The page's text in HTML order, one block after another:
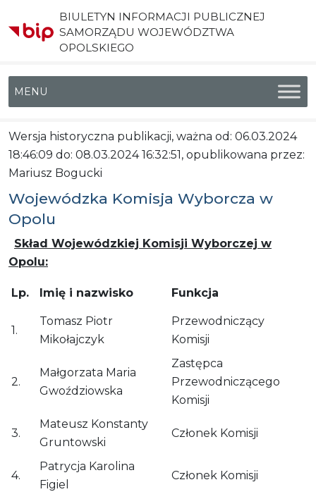
BIULETYN INFORMACJI PUBLICZNEJ
SAMORZĄDU WOJEWÓDZTWA
OPOLSKIEGO
Menu główne
Wersja historyczna publikacji, ważna od: 06.03.2024
18:46:09 do: 08.03.2024 16:32:51, opublikowana przez:
Mariusz Bogucki
Wojewódzka Komisja Wyborcza w
Opolu
Skład Wojewódzkiej Komisji Wyborczej w
Opolu:
Lp. Imię i nazwisko Funkcja
1.
Tomasz Piotr
Mikołajczyk
Przewodniczący
Komisji
2.
Małgorzata Maria
Gwoździowska
Zastępca
Przewodniczącego
Komisji
3.
Mateusz Konstanty
Gruntowski
Członek Komisji
4.
Patrycja Karolina
Figiel
Członek Komisji